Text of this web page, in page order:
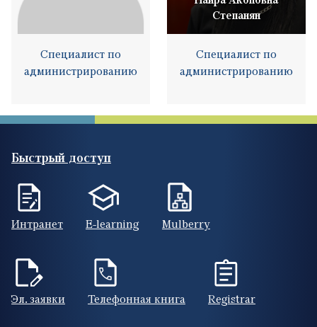
Специалист по
администрированию
Степанян
Специалист по
администрированию
Быстрый доступ
Интранет E-learning Mulberry
Эл. заявки Телефонная книга Registrar